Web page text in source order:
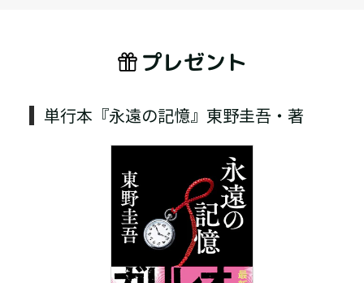
プレゼント
単行本『永遠の記憶』東野圭吾・著